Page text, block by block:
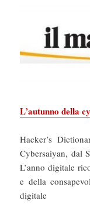
L’autunno della
Hacker’s
Cybersaiyan, dal
L’anno digitale
e della
digitale